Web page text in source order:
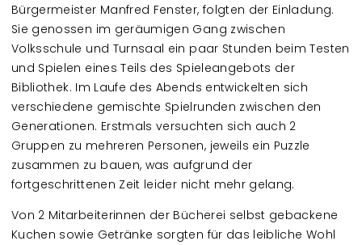
Bürgermeister Manfred Fenster, folgten der Einladung.
Sie genossen im geräumigen Gang zwischen
Volksschule und Turnsaal ein paar Stunden beim Testen
und Spielen eines Teils des Spieleangebots der
Bibliothek. Im Laufe des Abends entwickelten sich
verschiedene gemischte Spielrunden zwischen den
Generationen. Erstmals versuchten sich auch 2
Gruppen zu mehreren Personen, jeweils ein Puzzle
zusammen zu bauen, was aufgrund der
fortgeschrittenen Zeit leider nicht mehr gelang.
Von 2 Mitarbeiterinnen der Bücherei selbst gebackene
Kuchen sowie Getränke sorgten für das leibliche Wohl